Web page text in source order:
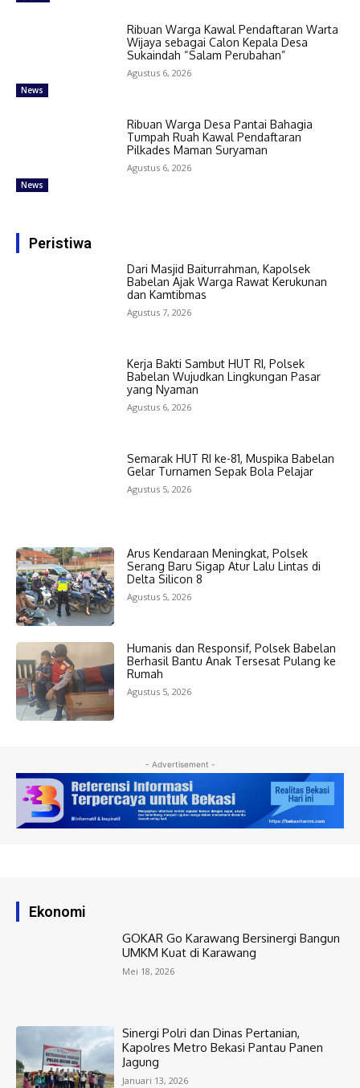
News
Ribuan Warga Kawal Pendaftaran Warta
Wijaya sebagai Calon Kepala Desa
Sukaindah “Salam Perubahan”
Agustus 6, 2026
News
Ribuan Warga Desa Pantai Bahagia
Tumpah Ruah Kawal Pendaftaran
Pilkades Maman Suryaman
Agustus 6, 2026
Peristiwa
Dari Masjid Baiturrahman, Kapolsek
Babelan Ajak Warga Rawat Kerukunan
dan Kamtibmas
Agustus 7, 2026
Kerja Bakti Sambut HUT RI, Polsek
Babelan Wujudkan Lingkungan Pasar
yang Nyaman
Agustus 6, 2026
Semarak HUT RI ke-81, Muspika Babelan
Gelar Turnamen Sepak Bola Pelajar
Agustus 5, 2026
Arus Kendaraan Meningkat, Polsek
Serang Baru Sigap Atur Lalu Lintas di
Delta Silicon 8
Agustus 5, 2026
Humanis dan Responsif, Polsek Babelan
Berhasil Bantu Anak Tersesat Pulang ke
Rumah
Agustus 5, 2026
- Advertisement -
Ekonomi
GOKAR Go Karawang Bersinergi Bangun
UMKM Kuat di Karawang
Mei 18, 2026
Sinergi Polri dan Dinas Pertanian,
Kapolres Metro Bekasi Pantau Panen
Jagung
Januari 13, 2026